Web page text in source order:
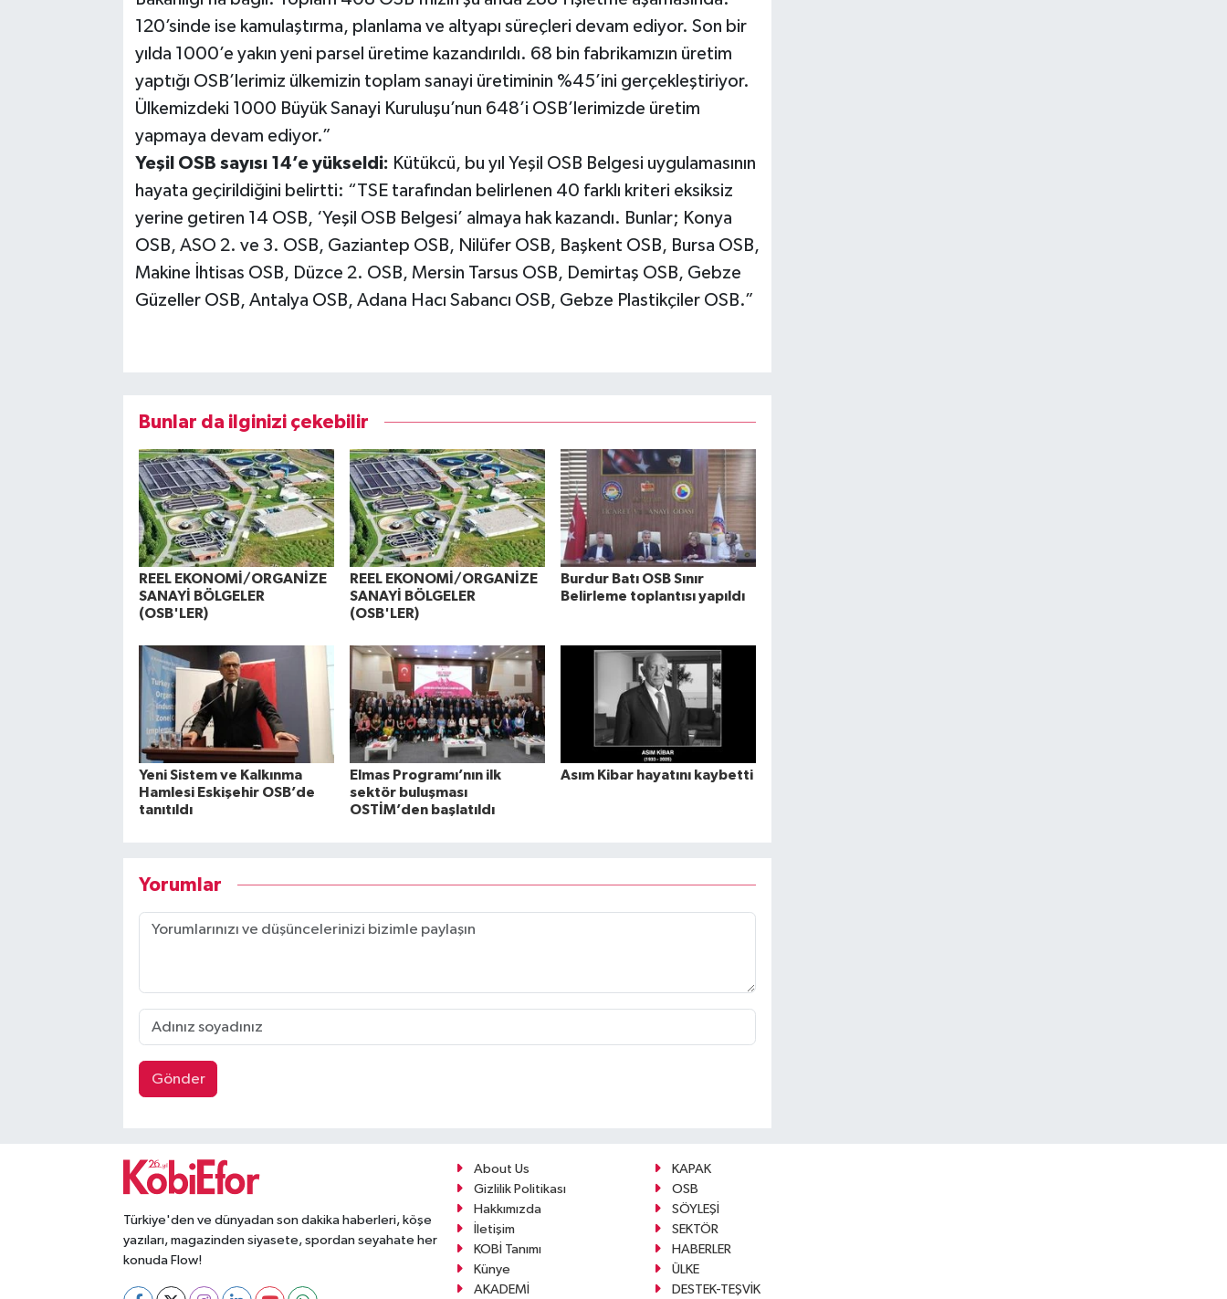
120’sinde ise kamulaştırma, planlama ve altyapı süreçleri devam ediyor. Son bir
yılda 1000’e yakın yeni parsel üretime kazandırıldı. 68 bin fabrikamızın üretim
yaptığı OSB’lerimiz ülkemizin toplam sanayi üretiminin %45’ini gerçekleştiriyor.
Ülkemizdeki 1000 Büyük Sanayi Kuruluşu’nun 648’i OSB’lerimizde üretim
yapmaya devam ediyor.”
Yeşil OSB sayısı 14’e yükseldi: Kütükcü, bu yıl Yeşil OSB Belgesi uygulamasının
hayata geçirildiğini belirtti: “TSE tarafından belirlenen 40 farklı kriteri eksiksiz
yerine getiren 14 OSB, ‘Yeşil OSB Belgesi’ almaya hak kazandı. Bunlar; Konya
OSB, ASO 2. ve 3. OSB, Gaziantep OSB, Nilüfer OSB, Başkent OSB, Bursa OSB,
Makine İhtisas OSB, Düzce 2. OSB, Mersin Tarsus OSB, Demirtaş OSB, Gebze
Güzeller OSB, Antalya OSB, Adana Hacı Sabancı OSB, Gebze Plastikçiler OSB.”
Bunlar da ilginizi çekebilir
REEL EKONOMİ/ORGANİZE
SANAYİ BÖLGELER
(OSB'LER)
REEL EKONOMİ/ORGANİZE
SANAYİ BÖLGELER
(OSB'LER)
Burdur Batı OSB Sınır
Belirleme toplantısı yapıldı
Yeni Sistem ve Kalkınma
Hamlesi Eskişehir OSB’de
tanıtıldı
Elmas Programı’nın ilk
sektör buluşması
OSTİM’den başlatıldı
Asım Kibar hayatını kaybetti
Yorumlar
Gönder
Türkiye'den ve dünyadan son dakika haberleri, köşe
yazıları, magazinden siyasete, spordan seyahate her
konuda Flow!
About Us
KAPAK
Gizlilik Politikası
OSB
Hakkımızda
SÖYLEŞİ
İletişim
SEKTÖR
KOBİ Tanımı
HABERLER
Künye
ÜLKE
AKADEMİ
DESTEK-TEŞVİK